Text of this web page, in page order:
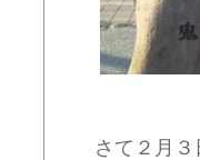
さて２月